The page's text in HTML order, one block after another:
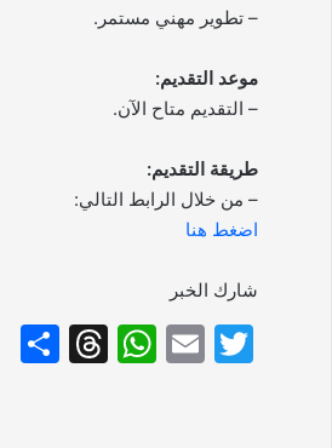
– تطوير مهني مستمر.
موعد التقديم:
– التقديم متاح الآن.
طريقة التقديم:
– من خلال الرابط التالي:
اضغط هنا
شارك الخبر
T
E
W
T